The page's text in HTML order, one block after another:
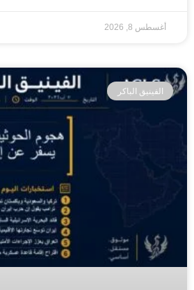
أغسطس 8, 2026
الفينيق الباكر